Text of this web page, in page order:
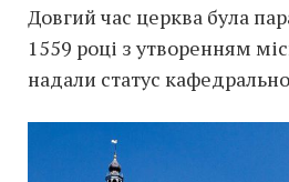
Довгий час церква була
1559 році з утворенням
надали статус